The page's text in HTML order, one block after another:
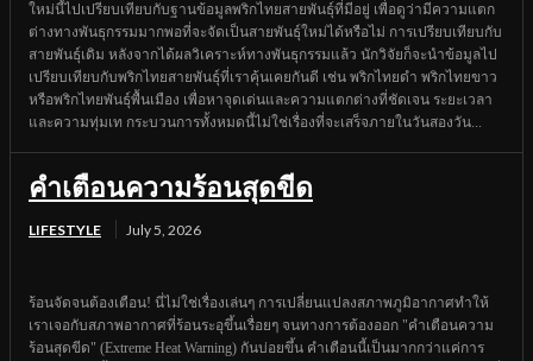
ใหม่นี้ไปเปรียบเทียบกับฐานข้อมูลพริกไทยสายพันธุ์ที่มีอยู่ เพื่อดูว่ามีความแตก
ต่างทางพันธุกรรมมากพอที่จะจัดเป็นสายพันธุ์ใหม่ได้หรือไม่ การเปรียบเทียบกับ
สายพันธุ์เดิม หลังจากได้ผลวิเคราะห์ทางพันธุกรรมแล้ว นักวิจัยก็จะนำข้อมูลไป
เปรียบเทียบกับพริกไทยสายพันธุ์ที่เราคุ้นเคยกันดี เช่น พริกไทยดำ พริกไทยขาว
หรือพริกไทยพันธุ์พื้นเมือง เพื่อหาจุดเด่นและความแตกต่างที่ชัดเจน ระยะเวลา
และความทุ่มเท กระบวนการทั้งหมดนี้ไม่ใช่เรื่องที่จะเสร็จภายในวันสองวัน...
คำเตือนความร้อนสุดขีด
LIFESTYLE July 5, 2026
ร้อนจัดจนต้องเตือน! นี่ไม่ใช่เรื่องเล่นๆ การเปลี่ยนแปลงสภาพภูมิอากาศทำให้
เราเจอกับสภาพอากาศที่ร้อนระอุขึ้นเรื่อยๆ จนทางการต้องออก "คำเตือนความ
ร้อนสุดขีด" (Extreme Heat Warning) กันบ่อยขึ้น คำเตือนนี้เป็นมากกว่าแค่การ